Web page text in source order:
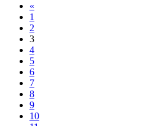
«
1
2
3
4
5
6
7
8
9
10